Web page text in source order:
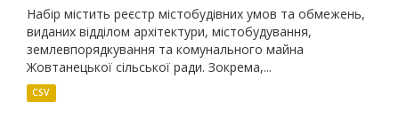
Набір містить реєстр містобудівних умов та обмежень,
виданих відділом архітектури, містобудування,
землевпорядкування та комунального майна
Жовтанецької сільської ради. Зокрема,...
CSV